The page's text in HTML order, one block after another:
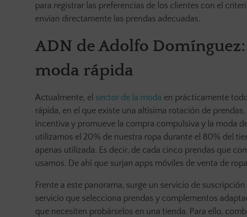
para registrar las preferencias de los clientes con el
envían directamente las prendas adecuadas.
ADN de Adolfo
moda rápida
Actualmente, el sector de la moda en prácticamente
rápida, en el que existe una altísima rotación de
incentiva y promueve la compra compulsiva y la moda
utilizamos el 20% de nuestra ropa durante el 80% del
apenas utilizada. Es decir, de cada cinco prendas que
usamos. De ahí que surjan apps móviles de venta de
Frente a este panorama, surge un servicio de
servicio que selecciona prendas y complementos
que necesiten probárselos en una tienda. Para ello,